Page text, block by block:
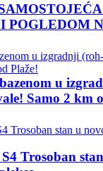
POGLEDOM
u
Samo 2 km
Trosoban